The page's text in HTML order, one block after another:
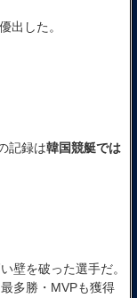
出した。
記録は韓国競艇では
壁を破った選手だ。
多勝・MVPも獲得